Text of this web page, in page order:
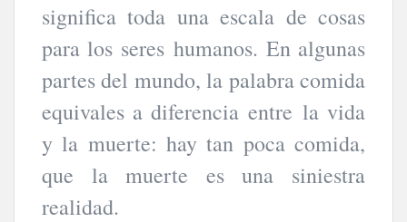
significa toda una escala de cosas
para los seres humanos. En algunas
partes del mundo, la palabra comida
equivales a diferencia entre la vida
y la muerte: hay tan poca comida,
que la muerte es una siniestra
realidad.